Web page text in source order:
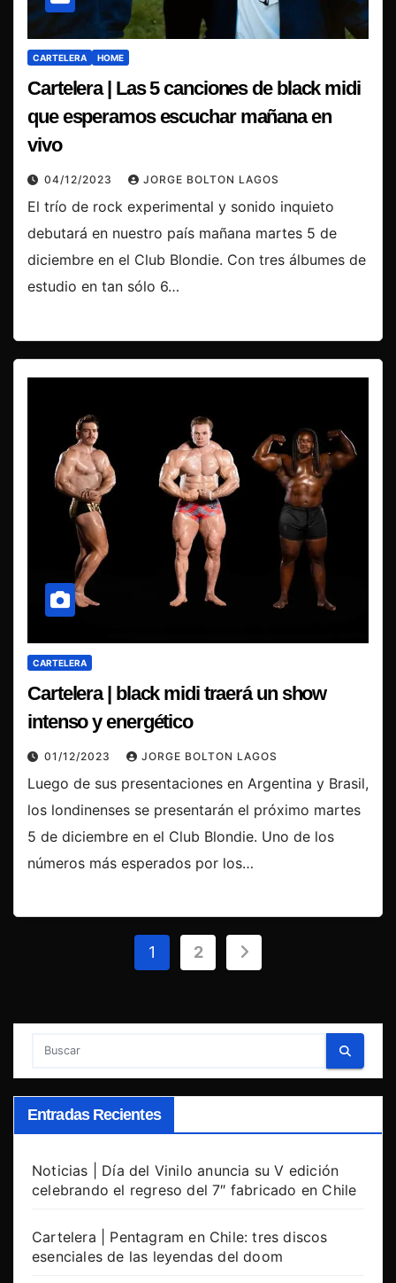
CARTELERA HOME
Cartelera | Las 5 canciones de black midi
que esperamos escuchar mañana en
vivo
04/12/2023 JORGE BOLTON LAGOS
El trío de rock experimental y sonido inquieto
debutará en nuestro país mañana martes 5 de
diciembre en el Club Blondie. Con tres álbumes de
estudio en tan sólo 6…
CARTELERA
Cartelera | black midi traerá un show
intenso y energético
01/12/2023 JORGE BOLTON LAGOS
Luego de sus presentaciones en Argentina y Brasil,
los londinenses se presentarán el próximo martes
5 de diciembre en el Club Blondie. Uno de los
números más esperados por los…
Paginación
entradas
1 2
Entradas Recientes
Noticias | Día del Vinilo anuncia su V edición
celebrando el regreso del 7″ fabricado en Chile
Cartelera | Pentagram en Chile: tres discos
esenciales de las leyendas del doom